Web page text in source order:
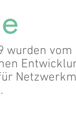
wurden